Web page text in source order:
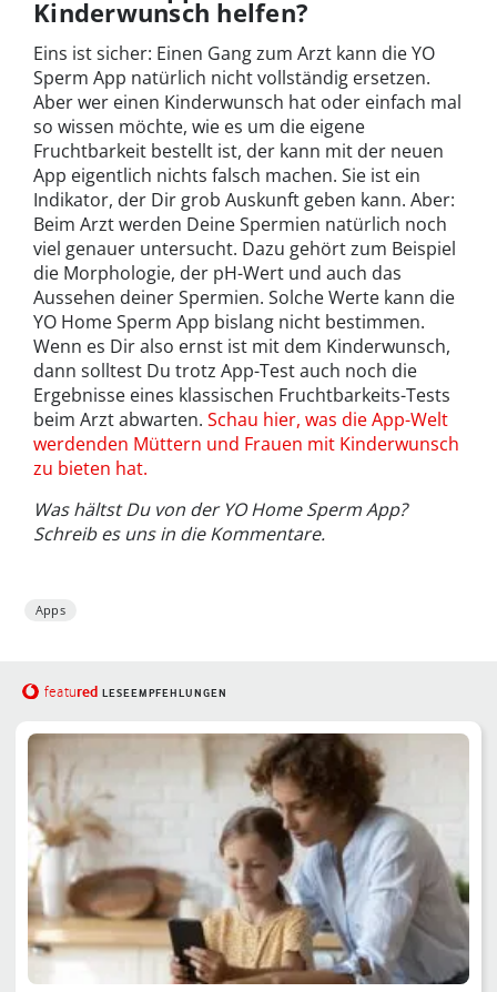
Kinderwunsch helfen?
Eins ist sicher: Einen Gang zum Arzt kann die YO
Sperm App natürlich nicht vollständig ersetzen.
Aber wer einen Kinderwunsch hat oder einfach mal
so wissen möchte, wie es um die eigene
Fruchtbarkeit bestellt ist, der kann mit der neuen
App eigentlich nichts falsch machen. Sie ist ein
Indikator, der Dir grob Auskunft geben kann. Aber:
Beim Arzt werden Deine Spermien natürlich noch
viel genauer untersucht. Dazu gehört zum Beispiel
die Morphologie, der pH-Wert und auch das
Aussehen deiner Spermien. Solche Werte kann die
YO Home Sperm App bislang nicht bestimmen.
Wenn es Dir also ernst ist mit dem Kinderwunsch,
dann solltest Du trotz App-Test auch noch die
Ergebnisse eines klassischen Fruchtbarkeits-Tests
beim Arzt abwarten. Schau hier, was die App-Welt
werdenden Müttern und Frauen mit Kinderwunsch
zu bieten hat.
Was hältst Du von der YO Home Sperm App?
Schreib es uns in die Kommentare.
Apps
featured LESEEMPFEHLUNGEN